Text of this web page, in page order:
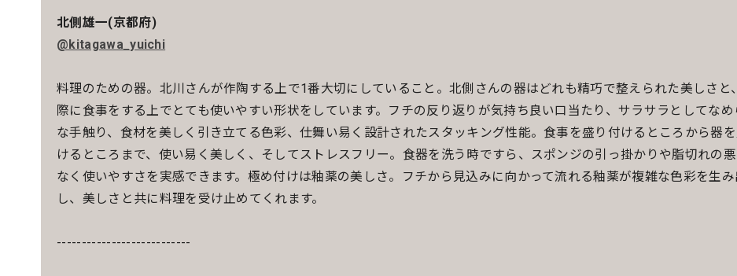
北側雄一(京都府)
@kitagawa_yuichi
料理のための器。北川さんが作陶する上で1番大切にしていること。北側さんの器はどれも精巧で整えられた美しさと
際に食事をする上でとても使いやすい形状をしています。フチの反り返りが気持ち良い口当たり、サラサラとしてなめ
な手触り、食材を美しく引き立てる色彩、仕舞い易く設計されたスタッキング性能。食事を盛り付けるところから器
けるところまで、使い易く美しく、そしてストレスフリー。食器を洗う時ですら、スポンジの引っ掛かりや脂切れの
なく使いやすさを実感できます。極め付けは釉薬の美しさ。フチから見込みに向かって流れる釉薬が複雑な色彩を生み
し、美しさと共に料理を受け止めてくれます。
---------------------------